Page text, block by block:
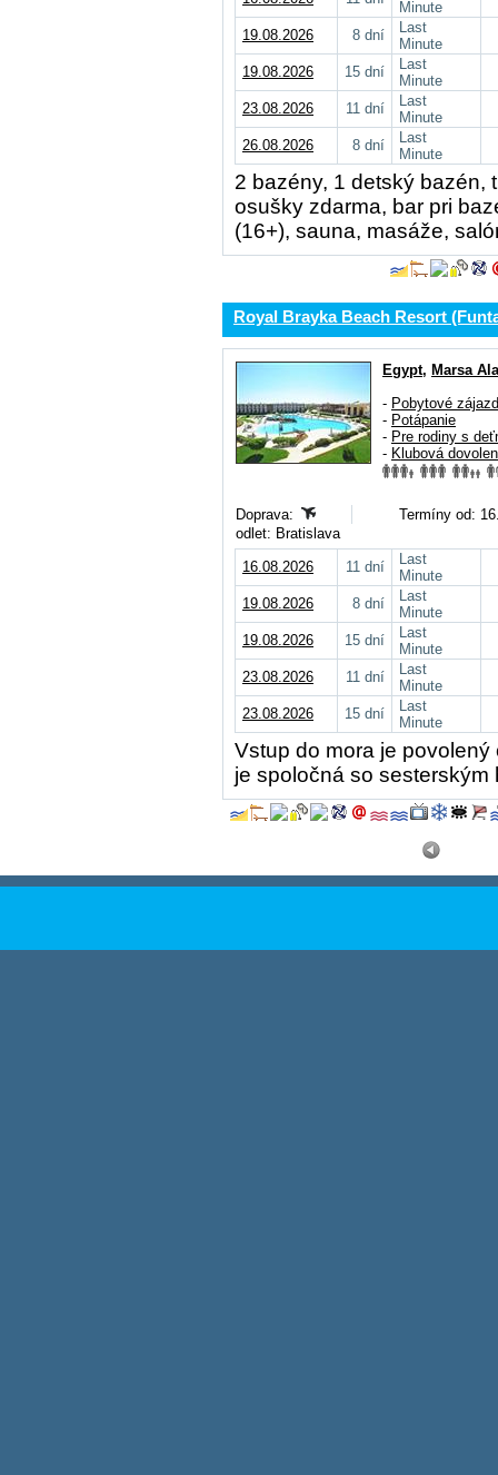
Minute
19.08.2026
8 dní
Last
Minute
19.08.2026
15 dní
Last
Minute
23.08.2026
11 dní
Last
Minute
26.08.2026
8 dní
Last
Minute
2 bazény, 1 detský bazén,
osušky zdarma, bar pri
(16+), sauna, masáže,
Royal Brayka Beach Resort
Egypt, Marsa
- Pobytové
- Potápanie
- Pre rodiny s
- Klubová
Doprava:
Termíny od:
odlet: Bratislava
16.08.2026
11 dní
Last
Minute
19.08.2026
8 dní
Last
Minute
19.08.2026
15 dní
Last
Minute
23.08.2026
11 dní
Last
Minute
23.08.2026
15 dní
Last
Minute
Vstup do mora je
je spoločná so